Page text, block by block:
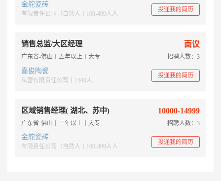
金舵瓷砖
有限责任公司（自然人丨100-499人人
投递我的简历
销售总监/大区经理 面议
广东省-佛山丨五年以上丨大专 招聘人数：3
嘉俊陶瓷
私营有限责任公司丨1500人
投递我的简历
区域销售经理( 湖北、苏中) 10000-14999
广东省-佛山丨二年以上丨大专 招聘人数：3
金舵瓷砖
有限责任公司（自然人丨100-499人人
投递我的简历